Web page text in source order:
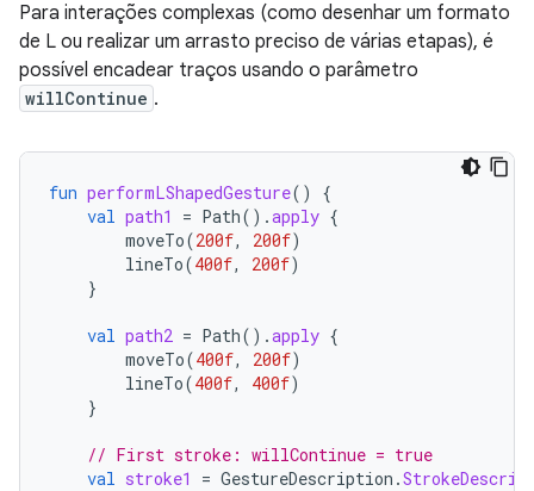
Para interações complexas (como desenhar um formato
de L ou realizar um arrasto preciso de várias etapas), é
possível encadear traços usando o parâmetro
willContinue .
fun performLShapedGesture()
{
val path1 = Path().apply {
moveTo(200f, 200f)
lineTo(400f, 200f)
}
val path2 = Path().apply {
moveTo(400f, 200f)
lineTo(400f, 400f)
}
// First stroke: willContinue = true
val stroke1 = GestureDescription .